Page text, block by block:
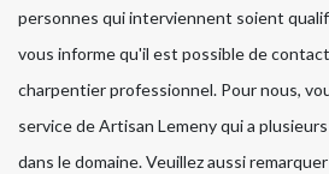
personnes qui interviennent soient
vous informe qu'il est possible de
charpentier professionnel. Pour nous,
service de Artisan Lemeny qui a
dans le domaine. Veuillez aussi